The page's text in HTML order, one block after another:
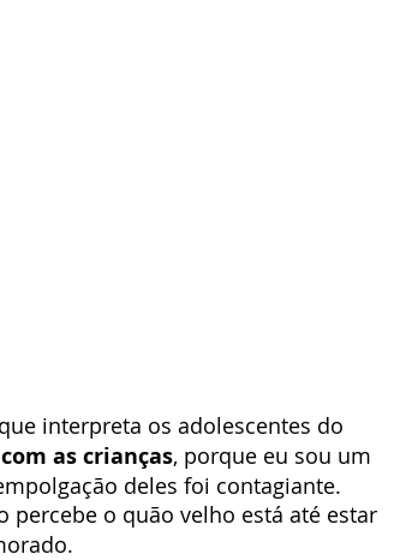
interpreta os adolescentes do
as crianças, porque eu sou um
deles foi contagiante.
percebe o quão velho está até estar